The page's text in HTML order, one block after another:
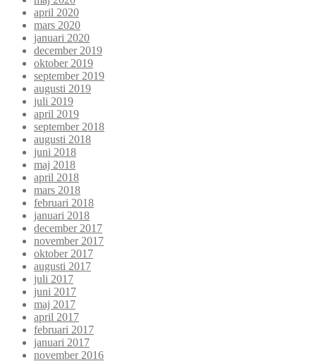
april 2020
mars 2020
januari 2020
december 2019
oktober 2019
september 2019
augusti 2019
juli 2019
april 2019
september 2018
augusti 2018
juni 2018
maj 2018
april 2018
mars 2018
februari 2018
januari 2018
december 2017
november 2017
oktober 2017
augusti 2017
juli 2017
juni 2017
maj 2017
april 2017
februari 2017
januari 2017
november 2016